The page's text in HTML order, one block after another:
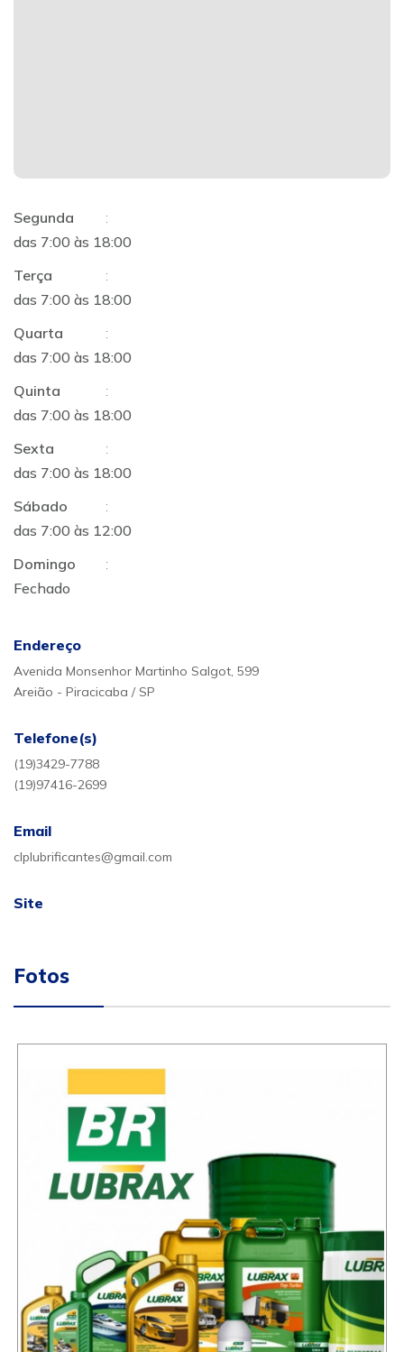
Segunda
:
das 7:00 às 18:00
Terça
:
das 7:00 às 18:00
Quarta
:
das 7:00 às 18:00
Quinta
:
das 7:00 às 18:00
Sexta
:
das 7:00 às 18:00
Sábado
:
das 7:00 às 12:00
Domingo
:
Fechado
Endereço
Avenida Monsenhor Martinho Salgot, 599
Areião - Piracicaba / SP
Telefone(s)
(19)3429-7788
(19)97416-2699
Email
clplubrificantes@gmail.com
Site
Fotos